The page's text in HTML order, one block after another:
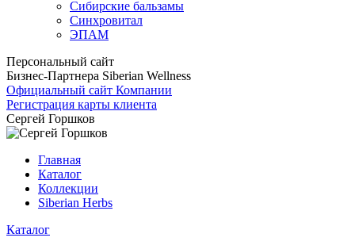
Сибирские бальзамы
Синхровитал
ЭПАМ
Персональный сайт
Бизнес-Партнера Siberian Wellness
Официальный сайт Компании
Регистрация карты клиента
Сергей Горшков
Главная
Каталог
Коллекции
Siberian Herbs
Каталог